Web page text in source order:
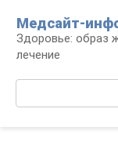
контенту
Медсайт-
Здоровье: образ
лечение